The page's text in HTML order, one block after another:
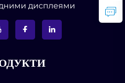
дисплеями